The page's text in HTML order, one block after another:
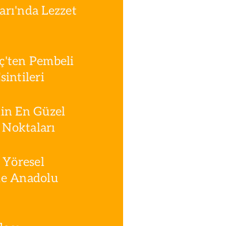
Lezzet
Pembeli
En Güzel
Anadolu